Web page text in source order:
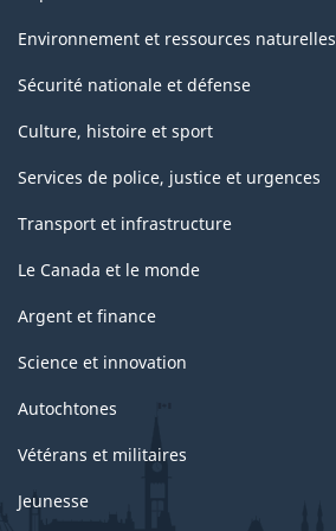
Environnement et ressources naturelles
Sécurité nationale et défense
Culture, histoire et sport
Services de police, justice et urgences
Transport et infrastructure
Le Canada et le monde
Argent et finance
Science et innovation
Autochtones
Vétérans et militaires
Jeunesse